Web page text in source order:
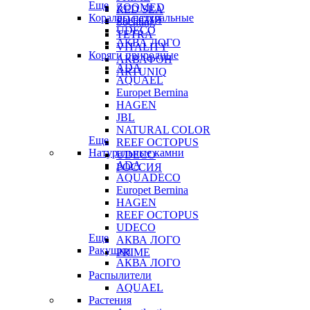
RED SEA
Sochting
TETRA
VITALITY
АКВАФОН
ARTUNIQ
ZOOMED
РОССИЯ
Еще
Кораллы натуральные
UDECO
АКВА ЛОГО
Коряги природные
ADA
AQUAEL
Europet Bernina
HAGEN
JBL
NATURAL COLOR
REEF OCTOPUS
UDECO
РОССИЯ
Еще
Натуральные камни
ADA
AQUADECO
Europet Bernina
HAGEN
REEF OCTOPUS
UDECO
АКВА ЛОГО
PRIME
Еще
Ракушки
АКВА ЛОГО
Распылители
AQUAEL
Растения